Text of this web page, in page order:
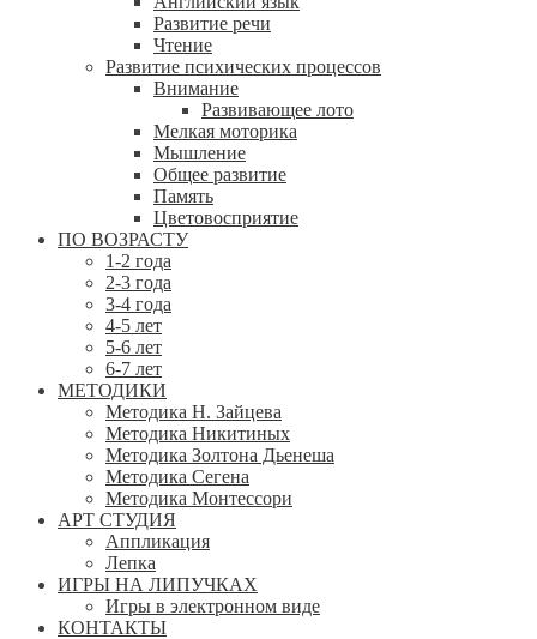
Развитие речи
Чтение
Развитие психических процессов
Внимание
Развивающее лото
Мелкая моторика
Мышление
Общее развитие
Память
Цветовосприятие
ПО ВОЗРАСТУ
1-2 года
2-3 года
3-4 года
4-5 лет
5-6 лет
6-7 лет
МЕТОДИКИ
Методика Н. Зайцева
Методика Никитиных
Методика Золтона Дьенеша
Методика Сегена
Методика Монтессори
АРТ СТУДИЯ
Аппликация
Лепка
ИГРЫ НА ЛИПУЧКАХ
Игры в электронном виде
КОНТАКТЫ